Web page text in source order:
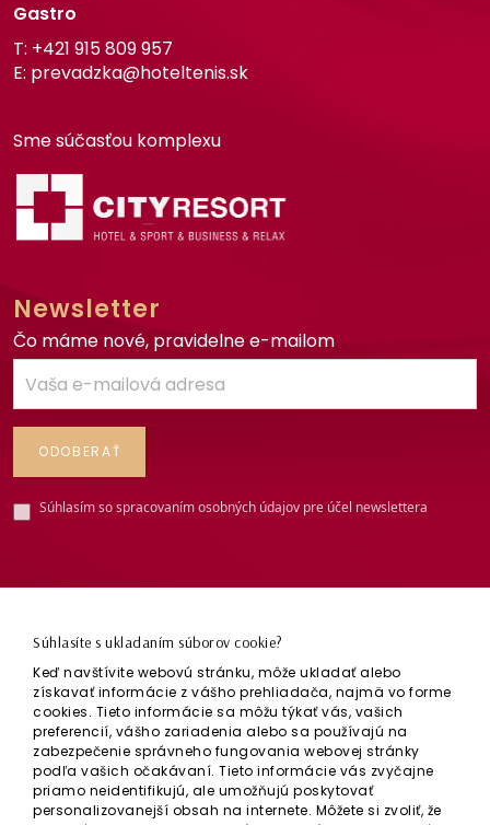
Gastro
T: +421 915 809 957
E: prevadzka@hoteltenis.sk
Sme súčasťou komplexu
Newsletter
Čo máme nové, pravidelne e-mailom
Súhlasím so spracovaním osobných údajov pre účel newslettera
Všeobecné obchodné podmienky
GDPR
Súhlasíte s ukladaním súborov cookie?
Keď navštívite webovú stránku, môže ukladať alebo
získavať informácie z vášho prehliadača, najmä vo forme
cookies. Tieto informácie sa môžu týkať vás, vašich
preferencií, vášho zariadenia alebo sa používajú na
zabezpečenie správneho fungovania webovej stránky
podľa vašich očakávaní. Tieto informácie vás zvyčajne
priamo neidentifikujú, ale umožňujú poskytovať
personalizovanejší obsah na internete. Môžete si zvoliť, že